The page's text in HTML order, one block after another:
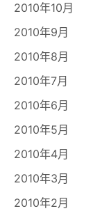
2010年10月
2010年9月
2010年8月
2010年7月
2010年6月
2010年5月
2010年4月
2010年3月
2010年2月